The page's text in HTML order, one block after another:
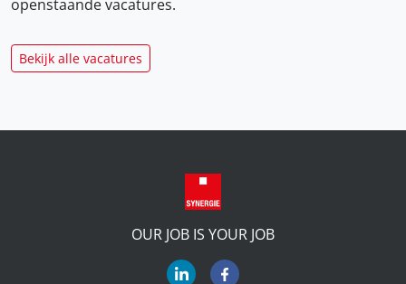
openstaande vacatures.
Bekijk alle vacatures
OUR JOB IS YOUR JOB